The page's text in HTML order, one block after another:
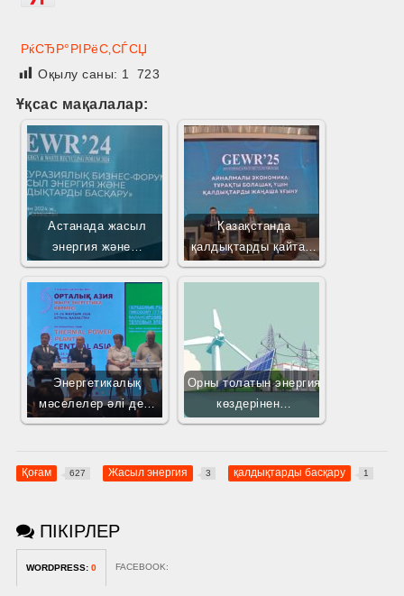
РќСЂР°РІРёС‚СЃСЏ
Оқылу саны: 1 723
Ұқсас мақалалар:
Астанада жасыл
энергия және…
Қазақстанда
қалдықтарды қайта…
Энергетикалық
мәселелер әлі де…
Орны толатын энергия
көздерінен…
Қоғам 627 Жасыл энергия 3 қалдықтарды басқару 1
ПІКІРЛЕР
WORDPRESS: 0 FACEBOOK: